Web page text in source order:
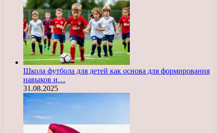
Школа футбола для детей как основа для формирования
навыков и…
31.08.2025